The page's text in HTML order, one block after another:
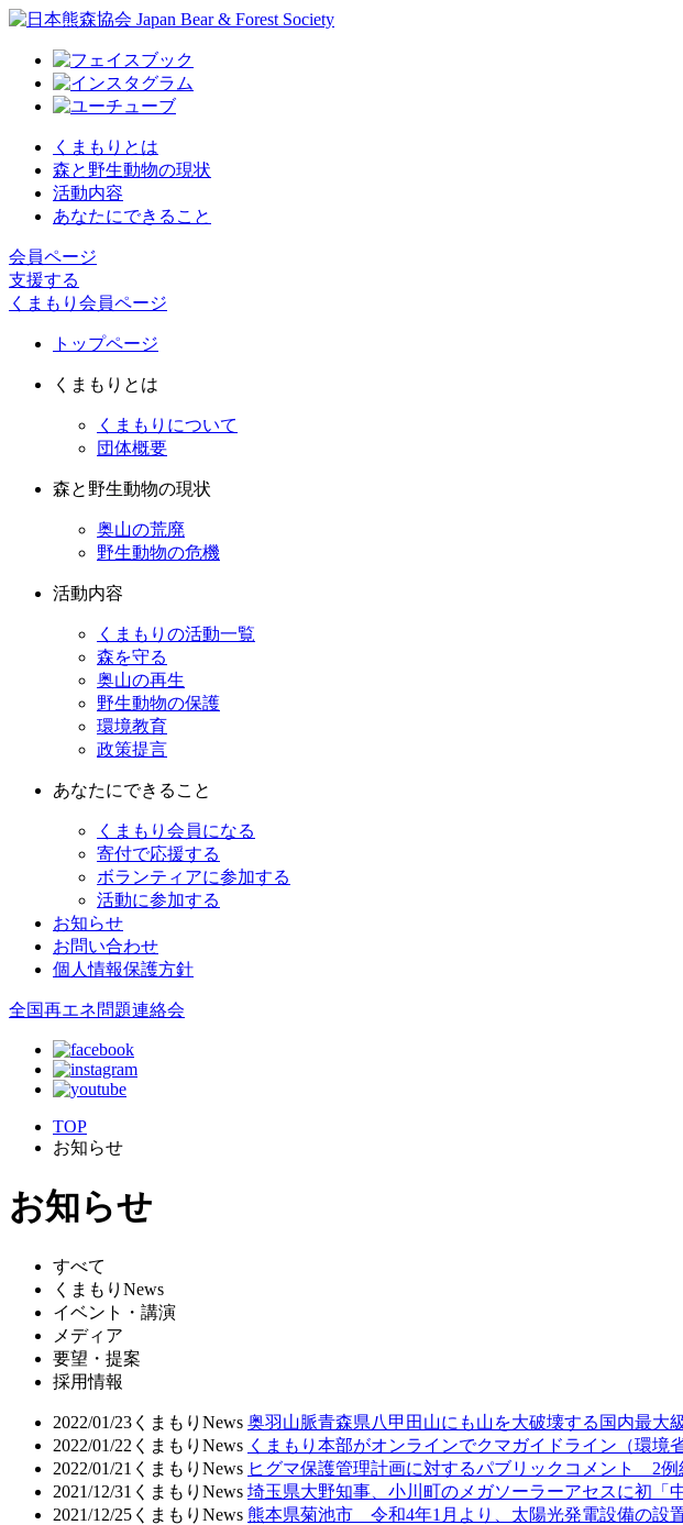
くまもりとは
森と野生動物の現状
活動内容
あなたにできること
会員ページ
支援する
くまもり会員ページ
トップページ
くまもりとは
くまもりについて
団体概要
森と野生動物の現状
奥山の荒廃
野生動物の危機
活動内容
くまもりの活動一覧
森を守る
奥山の再生
野生動物の保護
環境教育
政策提言
あなたにできること
くまもり会員になる
寄付で応援する
ボランティアに参加する
活動に参加する
お知らせ
お問い合わせ
個人情報保護方針
全国再エネ問題連絡会
TOP
お知らせ
お知らせ
すべて
くまもりNews
イベント・講演
メディア
要望・提案
採用情報
2022/01/23 くまもりNews 奥羽山脈青森県八甲田山にも山を大破壊する国内最大
2022/01/22 くまもりNews くまもり本部がオンラインでクマガイドライン（環
2022/01/21 くまもりNews ヒグマ保護管理計画に対するパブリックコメント 2例
2021/12/31 くまもりNews 埼玉県大野知事、小川町のメガソーラーアセスに初「
2021/12/25 くまもりNews 熊本県菊池市 令和4年1月より、太陽光発電設備の設